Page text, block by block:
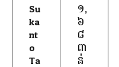
Su
ka
nt
o
Ta
១,
៦
៨
ពា
ន់